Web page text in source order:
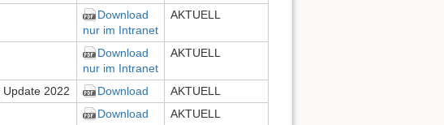
Download
nur im Intranet
AKTUELL
Download
nur im Intranet
AKTUELL
Update 2022 Download
AKTUELL
Download AKTUELL